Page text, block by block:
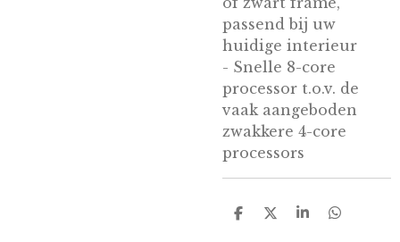
passend bij uw
huidige interieur
- Snelle 8-core
processor t.o.v. de
vaak aangeboden
zwakkere 4-core
processors
D
D
S
D